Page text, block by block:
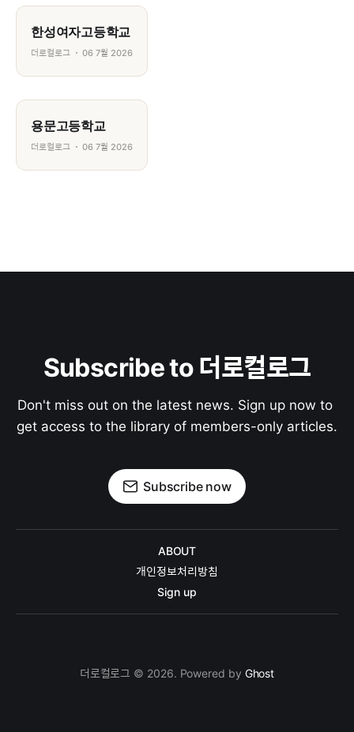
한성여자고등학교
더로컬로그 06 7월 2026
용문고등학교
더로컬로그 06 7월 2026
Subscribe to 더로컬로그
Don't miss out on the latest news. Sign up now to
get access to the library of members-only articles.
Subscribe now
ABOUT
개인정보처리방침
Sign up
더로컬로그 © 2026. Powered by Ghost